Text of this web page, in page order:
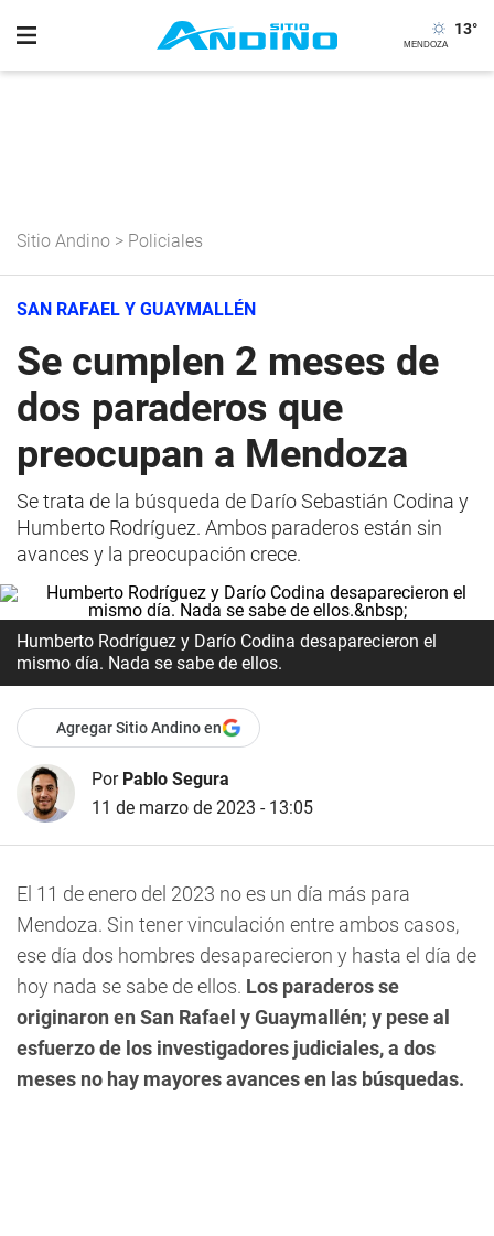
13°
Sitio Andino > Policiales
SAN RAFAEL Y GUAYMALLÉN
Se cumplen 2 meses de
dos paraderos que
preocupan a Mendoza
Se trata de la búsqueda de Darío Sebastián Codina y
Humberto Rodríguez. Ambos paraderos están sin
avances y la preocupación crece.
Humberto Rodríguez y Darío Codina desaparecieron el
mismo día. Nada se sabe de ellos.
Agregar Sitio Andino en
Por Pablo Segura
11 de marzo de 2023 - 13:05
El 11 de enero del 2023 no es un día más para
Mendoza. Sin tener vinculación entre ambos casos,
ese día dos hombres desaparecieron y hasta el día de
hoy nada se sabe de ellos. Los paraderos se
originaron en San Rafael y Guaymallén; y pese al
esfuerzo de los investigadores judiciales, a dos
meses no hay mayores avances en las búsquedas.